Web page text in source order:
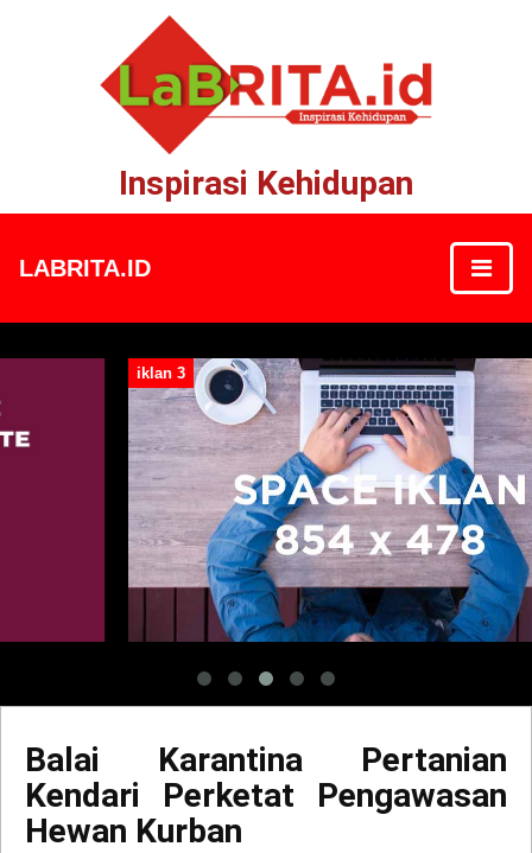
Inspirasi Kehidupan
LABRITA.ID
Balai Karantina Pertanian
Kendari Perketat Pengawasan
Hewan Kurban